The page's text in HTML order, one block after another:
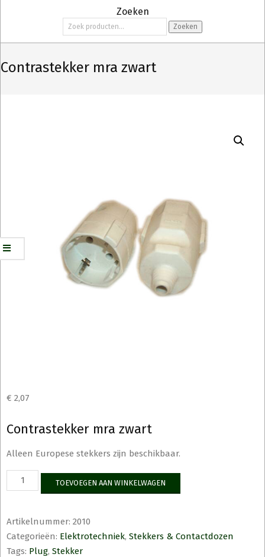
Zoeken
Zoeken
naar:
Zoeken
Contrastekker mra zwart
€ 2,07
Contrastekker mra zwart
Alleen Europese stekkers zijn beschikbaar.
Contrastekker
mra
TOEVOEGEN AAN WINKELWAGEN
Artikelnummer: 2010
Categorieën: Elektrotechniek, Stekkers & Contactdozen
Tags: Plug, Stekker